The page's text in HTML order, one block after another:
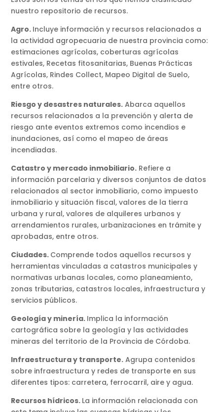
nuestro repositorio de recursos.
Agro. Incluye información y recursos relacionados a
la actividad agropecuaria de nuestra provincia como:
estimaciones agrícolas, coberturas agrícolas
estivales, Recetas fitosanitarias, Buenas Prácticas
Agrícolas, Rindes Collect, Mapeo Digital de Suelo,
entre otros.
Riesgo y desastres naturales. Abarca aquellos
recursos relacionados a la prevención y alerta de
riesgo ante eventos extremos como incendios e
inundaciones, así como el mapeo de áreas
incendiadas.
Catastro y mercado inmobiliario. Refiere a
información parcelaria y diversos conjuntos de datos
relacionados al sector inmobiliario, como impuesto
inmobiliario y situación fiscal, valores de la tierra
urbana y rural, valores de alquileres urbanos y
arrendamientos rurales, urbanizaciones en trámite y
aprobadas, entre otros.
Ciudades. Comprende todos aquellos recursos y
herramientas vinculadas a catastros municipales y
normativas urbanas locales, como planeamiento,
zonas tributarias, catastros locales, infraestructura y
servicios públicos.
Geología y minería. Implica la información
cartográfica sobre la geología y las actividades
mineras del territorio de la Provincia de Córdoba.
Infraestructura y transporte. Agrupa contenidos
sobre infraestructura y redes de transporte en sus
diferentes tipos: carretera, ferrocarril, aire y agua.
Recursos hídricos. La información relacionada con